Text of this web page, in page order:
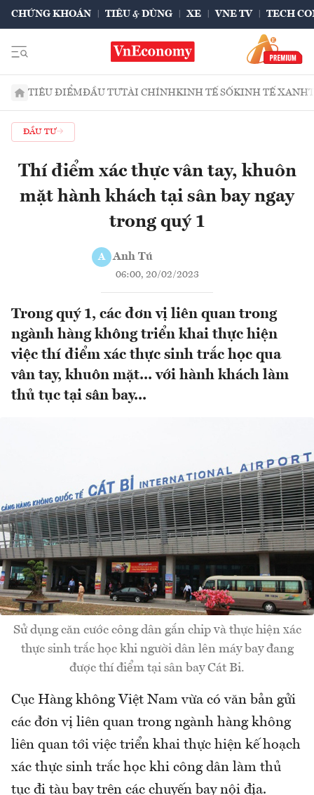
CHỨNG KHOÁN TIÊU & DÙNG XE VNE TV TECH
TIÊU ĐIỂMĐẦU TƯTÀI CHÍNHKINH TẾ SỐKINH TẾ XANH
ĐẦU TƯ
Thí điểm xác thực vân tay, khuôn
mặt hành khách tại sân bay ngay
trong quý 1
A Anh Tú
06:00, 20/02/2023
Trong quý 1, các đơn vị liên quan trong
ngành hàng không triển khai thực hiện
việc thí điểm xác thực sinh trắc học qua
vân tay, khuôn mặt... với hành khách làm
thủ tục tại sân bay...
Sử dụng căn cước công dân gắn chip và thực hiện xác
thực sinh trắc học khi người dân lên máy bay đang
được thí điểm tại sân bay Cát Bi.
Cục Hàng không Việt Nam vừa có văn bản gửi
các đơn vị liên quan trong ngành hàng không
liên quan tới việc triển khai thực hiện kế hoạch
xác thực sinh trắc học khi công dân làm thủ
tục đi tàu bay trên các chuyến bay nội địa.